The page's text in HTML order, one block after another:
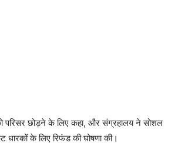
परिसर छोड़ने के लिए कहा, और संग्रहालय ने सोशल
धारकों के लिए रिफंड की घोषणा की।